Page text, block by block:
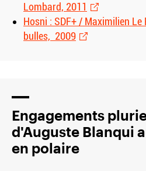
Lombard, 2011
Hosni : SDF+ / Maximilien Le
bulles, 2009
Engagements
d'Auguste Blanqui
en polaire